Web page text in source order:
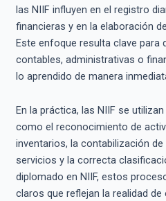
las NIIF influyen en el registro
financieras y en la elaboración
Este enfoque resulta clave para
contables, administrativas o
lo aprendido de manera
En la práctica, las NIIF se
como el reconocimiento de
inventarios, la contabilización
servicios y la correcta
diplomado en NIIF, estos
claros que reflejan la realidad